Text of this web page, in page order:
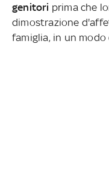
genitori prima che
dimostrazione
famiglia, in un